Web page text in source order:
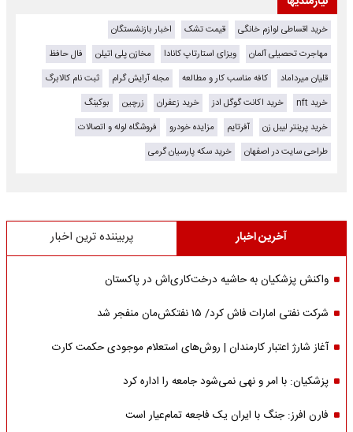
خرید اقساطی لوازم خانگی قیمت تشک
اخبار بازنشستگان
مهاجرت تحصیلی آلمان
ویزای استارتاپ کانادا مخازن پلی اتیلن
فال حافظ
قلیان میرداماد
کافه مناسب کار و مطالعه مجله آرایش گرام
ثبت نام کالابرگ
خرید nft
خرید اکانت گوگل ادز خرید زعفران زرچین
بوکینگ
خرید پرینتر لیبل زن
آفرتایم مزایده خودرو
فروشگاه لوله و اتصالات
طراحی سایت در اصفهان
خرید سکه پارسیان گرمی
آخرین اخبار پربیننده ترین اخبار
واکنش پزشکیان به حاشیه درخت‌کاری‌اش در پاکستان
شرکت نفتی امارات فاش کرد/ ۱۵ نفتکش‌مان منفجر شد
آغاز شارژ اعتبار کارمندان | روش‌های استعلام موجودی حکمت کارت
پزشکیان: با امر و نهی نمی‌شود جامعه را اداره کرد
فارن افرز: جنگ با ایران یک فاجعه تمام‌عیار است